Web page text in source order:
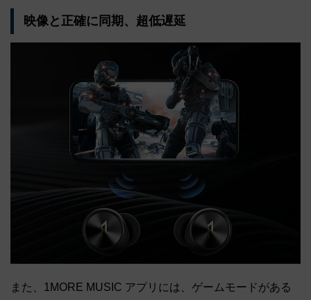
映像と正確に同期、超低遅延
また、1MORE MUSIC アプリには、ゲームモードがある